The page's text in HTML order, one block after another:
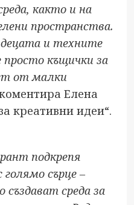
както и на
пространства.
и техните
просто къщички за
от малки
Елена
креативни идеи“.
подкрепя
сърце –
среда за